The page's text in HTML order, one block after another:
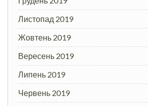
Листопад 2019
Жовтень 2019
Вересень 2019
Липень 2019
Червень 2019